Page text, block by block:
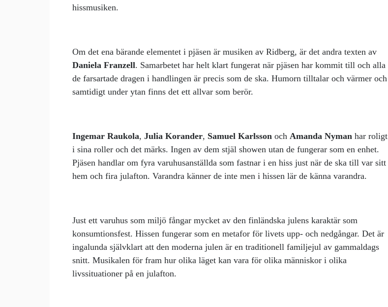
hissmusiken.
Om det ena bärande elementet i pjäsen är musiken av Ridberg, är det andra texten av
Daniela Franzell. Samarbetet har helt klart fungerat när pjäsen har kommit till och alla
de farsartade dragen i handlingen är precis som de ska. Humorn tilltalar och värmer och
samtidigt under ytan finns det ett allvar som berör.
Ingemar Raukola,Julia Korander, Samuel KarlssonochAmanda Nyman har roligt
i sina roller och det märks. Ingen av dem stjäl showen utan de fungerar som en enhet.
Pjäsen handlar om fyra varuhusanställda som fastnar i en hiss just när de ska till var sitt
hem och fira julafton. Varandra känner de inte men i hissen lär de känna varandra.
Just ett varuhus som miljö fångar mycket av den finländska julens karaktär som
konsumtionsfest. Hissen fungerar som en metafor för livets upp- och nedgångar. Det är
ingalunda självklart att den moderna julen är en traditionell familjejul av gammaldags
snitt. Musikalen för fram hur olika läget kan vara för olika människor i olika
livssituationer på en julafton.